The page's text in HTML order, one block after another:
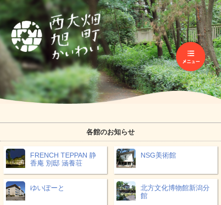
各館のお知らせ
FRENCH TEPPAN 静
香庵 別邸 涵養荘
NSG美術館
ゆいぽーと
北方文化博物館新潟分
館